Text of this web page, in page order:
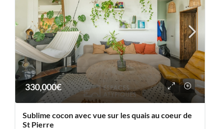
330,000€
Sublime cocon avec vue sur les quais au coeur de
St Pierre